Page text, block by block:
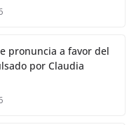
pronuncia a favor del
por Claudia